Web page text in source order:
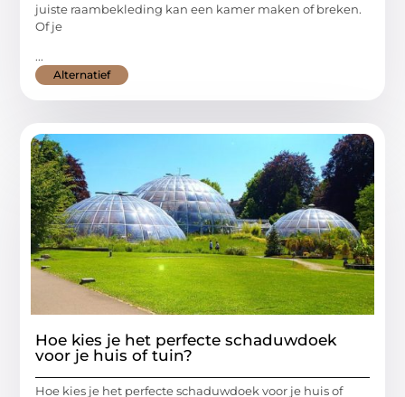
juiste raambekleding kan een kamer maken of breken.
Of je
...
Alternatief
Hoe kies je het perfecte schaduwdoek
voor je huis of tuin?
Hoe kies je het perfecte schaduwdoek voor je huis of